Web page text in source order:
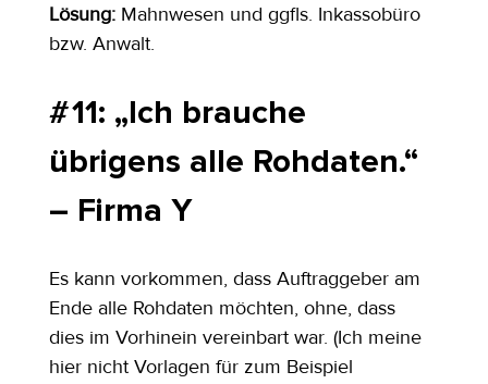
Lösung: Mahnwesen und ggfls. Inkassobüro
bzw. Anwalt.
# 11: „Ich brauche
übrigens alle Rohdaten.“
– Firma Y
Es kann vorkommen, dass Auftraggeber am
Ende alle Rohdaten möchten, ohne, dass
dies im Vorhinein vereinbart war. (Ich meine
hier nicht Vorlagen für zum Beispiel